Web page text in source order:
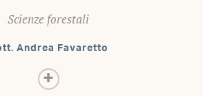
Scienze forestali
Andrea Favaretto